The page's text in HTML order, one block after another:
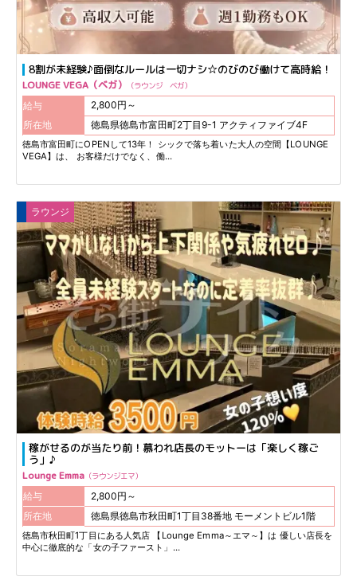
8割が未経験♪面倒なルールは一切ナシ☆のびのび働けて高時給！
LOUNGE VEGA（ベガ） ラウンジ ベガ
給与
2,800円～
所在地
徳島県徳島市富田町2丁目9-1 アクティファイブ4F
徳島市富田町にOPENして13年！ シックで落ち着いた大人の空間【LOUNGE
VEGA】は、 お客様だけでなく、働...
ラウンジ
稼がせるのが当たり前！慕われ店長のモットーは「楽しく稼ご
う」♪
Lounge Emma ラウンジエマ
給与
2,800円～
所在地
徳島県徳島市秋田町1丁目38番地 モーメントビル1階
徳島市秋田町1丁目にある人気店 【Lounge Emma～エマ～】は 優しい店長を
中心に徹底的な「女の子ファースト」...